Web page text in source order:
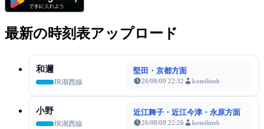
最新の時刻表アップロード
和邇
JR湖西線
堅田・京都方面
26/08/09 22:32 koseilineb
小野
JR湖西線
近江舞子・近江今津・永原方面
26/08/09 22:26 koseilineb